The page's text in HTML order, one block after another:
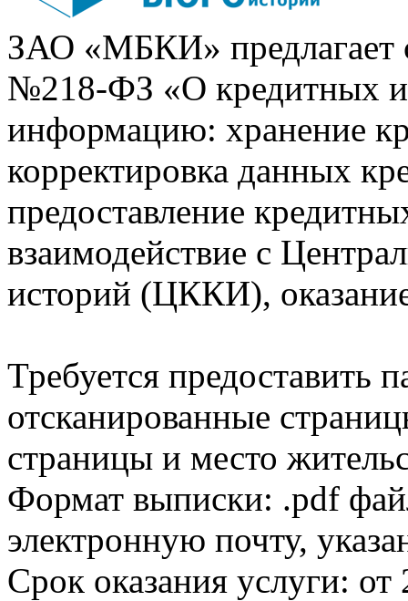
ЗАО «МБКИ» предлагает
№218-ФЗ «О кредитных
информацию: хранение
корректировка данных
предоставление
взаимодействие с
историй (ЦККИ),
Требуется предоставить
отсканированные
страницы и место
Формат выписки: .pdf
электронную почту,
Срок оказания услуги: от